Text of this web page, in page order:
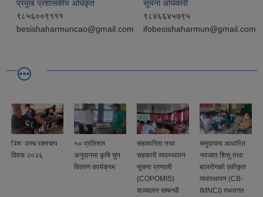
प्रमुख प्रशासकीय अधिकृत
९८५६००९१११
besishaharmuncao@gmail.com
सूचना अधिकारी
९८४६६४५७९५
ifobesishaharmun@gmail.com
विश्व उच्च रक्तचाप
दिवस २०२६
५० प्रतिशत
अनुदानमा कृषि चुन
वितरण कार्यक्रम
सहकारिता तथा
सहकारी व्यवस्थापन
सूचना प्रणाली
(COPOMIS)
सञ्चालन सम्बन्धी
समुदायमा आधारित
नवजात शिशु तथा
बालरोगको एकीकृत
व्यवस्थापन (CB-
IMNCI) स्थलगत